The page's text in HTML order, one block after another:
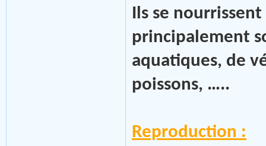
Ils se
principalement
aquatiques, de
poissons, …..
Reproduction :